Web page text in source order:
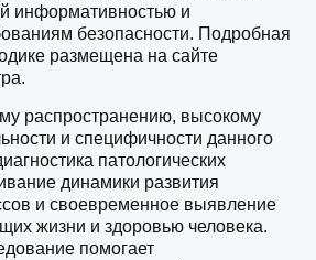
информативностью и
безопасности. Подробная
размещена на сайте
распространению, высокому
и специфичности данного
патологических
динамики развития
и своевременное выявление
жизни и здоровью человека.
помогает